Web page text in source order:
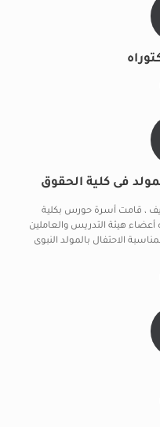
فى كلية الحقوق
، قامت أسرة حورس بكلية
أعضاء هيئة التدريس والعاملين
الاحتفال بالمولد النبوى